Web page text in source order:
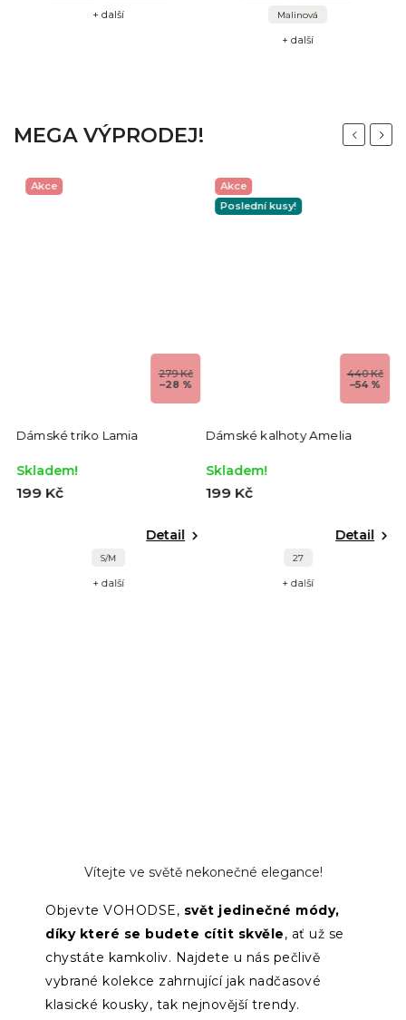
+ další Malinová
+ další
MEGA VÝPRODEJ! Previous
Akce
279 Kč
–28 %
Dámské triko Lamia
Skladem!
199 Kč
Detail
S/M
+ další
Akce
Poslední kusy!
440 Kč
–54 %
Dámské kalhoty Amelia
Skladem!
199 Kč
Detail
27
+ další
Next
Vítejte ve světě nekonečné elegance!
Objevte VOHODSE, svět jedinečné módy,
díky které se budete cítit skvěle, ať už se
chystáte kamkoliv. Najdete u nás pečlivě
vybrané kolekce zahrnující jak nadčasové
klasické kousky, tak nejnovější trendy.